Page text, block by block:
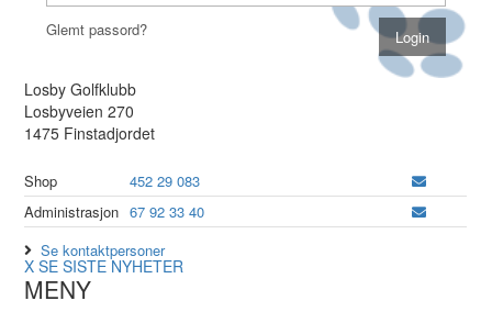
Glemt passord?
Losby Golfklubb
Losbyveien 270
1475 Finstadjordet
Shop
452 29 083
Administrasjon 67 92 33 40
Se kontaktpersoner
X SE SISTE NYHETER
MENY